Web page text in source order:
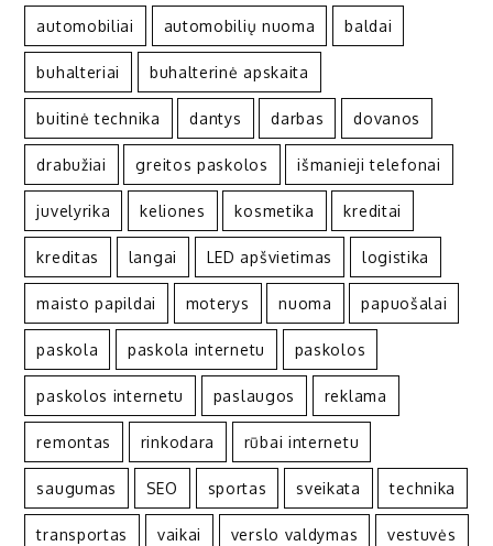
automobiliai automobilių nuoma baldai
buhalteriai buhalterinė apskaita
buitinė technika dantys darbas dovanos
drabužiai greitos paskolos išmanieji telefonai
juvelyrika keliones kosmetika kreditai
kreditas langai LED apšvietimas logistika
maisto papildai moterys nuoma papuošalai
paskola paskola internetu paskolos
paskolos internetu paslaugos reklama
remontas rinkodara rūbai internetu
saugumas SEO sportas sveikata technika
transportas vaikai verslo valdymas vestuvės